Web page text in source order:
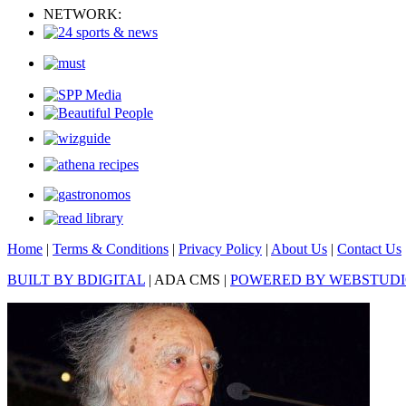
NETWORK:
Home | Terms & Conditions | Privacy Policy | About Us | Contact Us
BUILT BY BDIGITAL | ADA CMS | POWERED BY